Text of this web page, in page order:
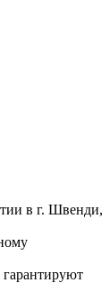
в г. Швенди,